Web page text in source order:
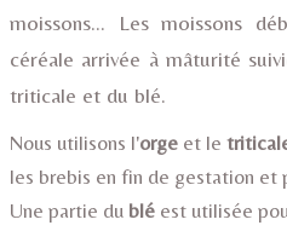
CONTACT
moissons… Les moissons
céréale arrivée à mâturité
triticale et du blé.
Nous utilisons l'orge et le
les brebis en fin de gestation et
Une partie du blé est utilisée